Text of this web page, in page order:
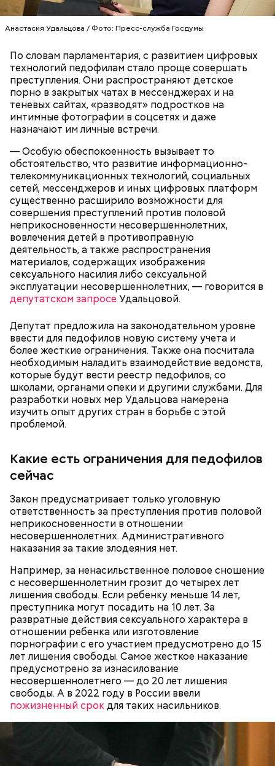
Анастасия Удальцова / Фото: Пресс-служба Госдумы
По словам парламентария, с развитием цифровых
технологий педофилам стало проще совершать
преступления. Они распространяют детское
порно в закрытых чатах в мессенджерах и на
теневых сайтах, «разводят» подростков на
интимные фотографии в соцсетях и даже
назначают им личные встречи.
— Особую обеспокоенность вызывает то
обстоятельство, что развитие информационно-
телекоммуникационных технологий, социальных
сетей, мессенджеров и иных цифровых платформ
существенно расширило возможности для
совершения преступлений против половой
неприкосновенности несовершеннолетних,
вовлечения детей в противоправную
деятельность, а также распространения
материалов, содержащих изображения
сексуального насилия либо сексуальной
эксплуатации несовершеннолетних, — говорится в
депутатском запросе Удальцовой.
Депутат предложила на законодательном уровне
ввести для педофилов новую систему учета и
более жесткие ограничения. Также она посчитала
необходимым наладить взаимодействие ведомств,
которые будут вести реестр педофилов, со
школами, органами опеки и другими службами. Для
разработки новых мер Удальцова намерена
изучить опыт других стран в борьбе с этой
проблемой.
Какие есть ограничения для педофилов
сейчас
Закон предусматривает только уголовную
ответственность за преступления против половой
неприкосновенности в отношении
несовершеннолетних. Административного
наказания за такие злодеяния нет.
Например, за ненасильственное половое сношение
с несовершеннолетним грозит до четырех лет
лишения свободы. Если ребенку меньше 14 лет,
преступника могут посадить на 10 лет. За
развратные действия сексуального характера в
отношении ребенка или изготовление
порнографии с его участием предусмотрено до 15
лет лишения свободы. Самое жесткое наказание
предусмотрено за изнасилование
несовершеннолетнего — до 20 лет лишения
свободы. А в 2022 году в России ввели
пожизненный срокдля таких насильников.
Гасанов так и не вернулся в Россию и участвовал в
судебных разбирательствах заочно через своего
адвоката Дмитрия Козяйкина. В январе 2026 года
завершилось предварительное расследование —
мужчину обвинили лишь в отмывании денег. В июле
прокурорзапросил для блогерашесть лет лишения
свободы. Но суд «сжалился» над инфлюенсером.
4 августа Гасанова заочно приговорили к четырем
годам лишения свободы. Также ему назначили
штраф в размере одного миллиона рублей.
Мужчину признали виновным в легализации
доходов, добытых преступным путем. Квартиру
Гасанова в «Москве-Сити», проданную третьему
лицу, конфисковали.
— Также суд лишил его права заниматься
деятельностью, связанной с администрированием
сайтов электронных или информационно-
телекоммуникационных сетей, сроком на два года,
— сообщили в пресс-службемосковской
прокуратуры.
Миссюра постоянно путался в показаниях.
Например, сначала он обвинял в отравлении друга
«недоброжелателей», потом признал вину, а еще
через некоторое время назвал смерть приятеля
случайностью. В январе 2026 года он извинился
перед жертвами.
— Я хотел бы принести свои глубочайшие,
искренние извинения всем людям, которые
физически или душевно пострадали от моих
действий или недействий. Особенно тем, которые
потеряли родного, близкого человека. Молюсь и
надеюсь, что когда-нибудь их душевные раны
смогут зажить, —сожалел он.
Пытался убить за любовь: как
история с отравлением
покушение
Затем молодой человек заявил, что хочет
паломничествоми посетить места захоронения
своих жертв. В случае своего освобождения
начать «нести только добро и пользу людям».
Еще молодой человекхотел отказатьсяот
предоставленного государством адвоката и
самостоятельно защищать себя в суде, но потом
передумал.